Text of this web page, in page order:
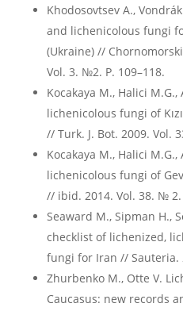
Khodosovtsev A.,
and lichenicolous fungi
(Ukraine) //
Vol. 3. №2. P. 109–118.
Kocakaya M., Halici
lichenicolous fungi of
// Turk. J. Bot. 2009. Vol.
Kocakaya M., Halici
lichenicolous fungi of
// ibid. 2014. Vol. 38. № 2.
Seaward M., Sipman H.,
checklist of lichenized,
fungi for Iran // Sauteria.
Zhurbenko M., Otte V.
Caucasus: new records